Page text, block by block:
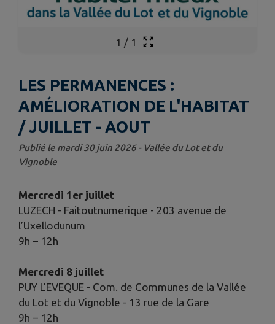
1 / 1
LES PERMANENCES :
AMÉLIORATION DE L'HABITAT
/ JUILLET - AOUT
Publié le mardi 30 juin 2026 - Vallée du Lot et du
Vignoble
Mercredi 1er juillet
LUZECH - Faitoutnumerique - 203 avenue de
l’Uxellodunum
9h – 12h
Mercredi 8 juillet
PUY L’EVEQUE - Com. de Communes de la Vallée
du Lot et du Vignoble - 13 rue de la Gare
9h – 12h